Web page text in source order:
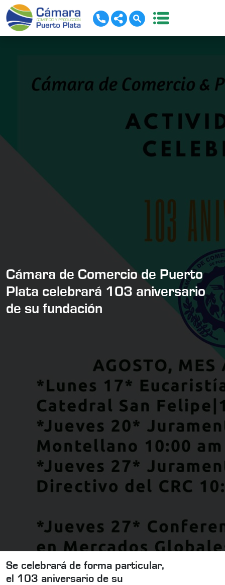
Cámara de Comercio de Puerto
Plata celebrará 103 aniversario
de su fundación
Se celebrará de forma particular,
el 103 aniversario de su